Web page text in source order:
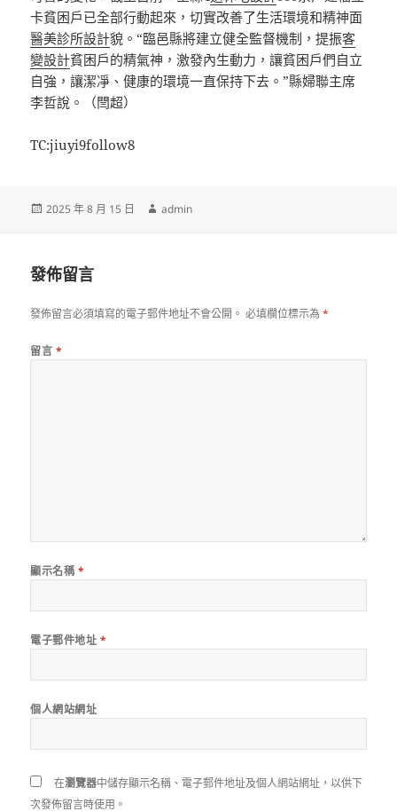
卡貧困戶已全部行動起來，切實改善了生活環境和精神面
醫美診所設計貌。“臨邑縣將建立健全監督機制，提振客
變設計貧困戶的精氣神，激發內生動力，讓貧困戶們自立
自強，讓潔凈、健康的環境一直保持下去。”縣婦聯主席
李哲說。（閆超）
TC:jiuyi9follow8
發
2025 年 8 月 15 日
作
admin
發佈留言
發佈留言必須填寫的電子郵件地址不會公開。 必填欄位標示為*
留言 *
顯示名稱 *
電子郵件地址 *
個人網站網址
在瀏覽器中儲存顯示名稱、電子郵件地址及個人網站網址，以供下
次發佈留言時使用。